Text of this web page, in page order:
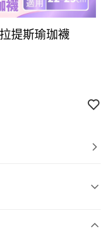
提斯瑜珈襪